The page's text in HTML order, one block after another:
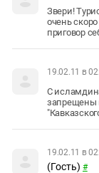
Звери!
очень
приговор
19.02.11 в
С
запрещены
19.02.11 в
(Гость) #